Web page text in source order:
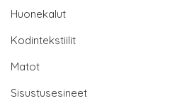
Huonekalut
Kodintekstiilit
Matot
Sisustusesineet